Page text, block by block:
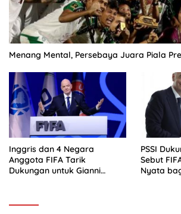
Menang Mental, Persebaya Juara Piala
Inggris dan 4 Negara
Anggota FIFA Tarik
Dukungan untuk Gianni
PSSI
Sebut
Nyata